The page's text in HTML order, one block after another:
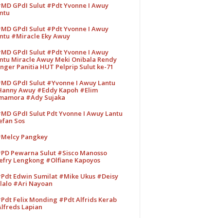
GPdI Sulut #Pdt Yvonne I Awuy
GPdI Sulut #Pdt Yvonne I Awuy
#Miracle Eky Awuy
GPdI Sulut #Pdt Yvonne I Awuy
Miracle Awuy Meki Onibala Rendy
Panitia HUT Pelprip Sulut ke-71
GPdI Sulut #Yvonne I Awuy Lantu
Awuy #Eddy Kapoh #Elim
#Ady Sujaka
GPdI Sulut Pdt Yvonne I Awuy Lantu
Sos
Pangkey
Pewarna Sulut #Sisco Manosso
Lengkong #Olfiane Kapoyos
Edwin Sumilat #Mike Ukus #Deisy
#Ari Nayoan
Felix Monding #Pdt Alfrids Kerab
Lapian